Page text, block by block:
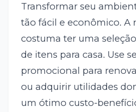
Transformar seu
tão fácil e econômico. A
costuma ter uma
de itens para casa. Use
promocional para
ou adquirir utilidades
um ótimo custo-